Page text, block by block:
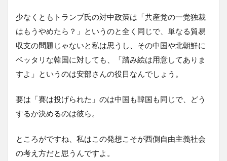
少なくともトランプ氏の対中政策は「共産党の一党独裁
はもうやめたら？」というのと全く同じで、単なる貿易
収支の問題じゃないと私は思うし、その中国や北朝鮮に
ベッタリな韓国に対しても、「踏み絵は用意してありま
すよ」というのは安部さんの役目なんでしょう。
要は「賽は投げられた」のは中国も韓国も同じで、どう
するか決めるのは彼ら。
ところがですね、私はこの発想こそが西側自由主義社会
の考え方だと思うんですよ。